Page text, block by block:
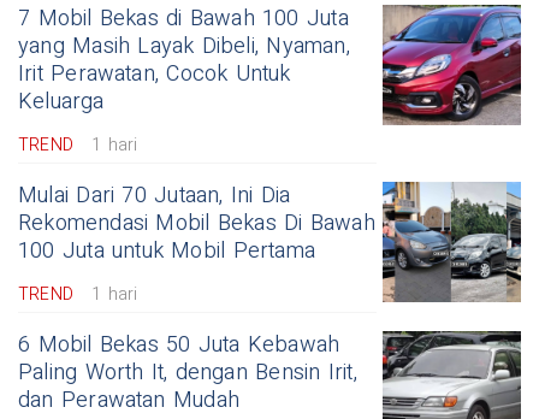
7 Mobil Bekas di Bawah 100 Juta
yang Masih Layak Dibeli, Nyaman,
Irit Perawatan, Cocok Untuk
Keluarga
TREND 1 hari
Mulai Dari 70 Jutaan, Ini Dia
Rekomendasi Mobil Bekas Di Bawah
100 Juta untuk Mobil Pertama
TREND 1 hari
6 Mobil Bekas 50 Juta Kebawah
Paling Worth It, dengan Bensin Irit,
dan Perawatan Mudah